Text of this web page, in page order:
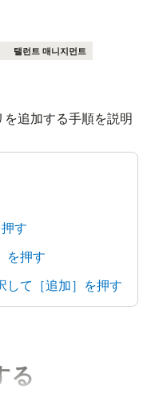
탤런트 매니지먼트
追加する手順を説明
す
を押す
して［追加］を押す
る